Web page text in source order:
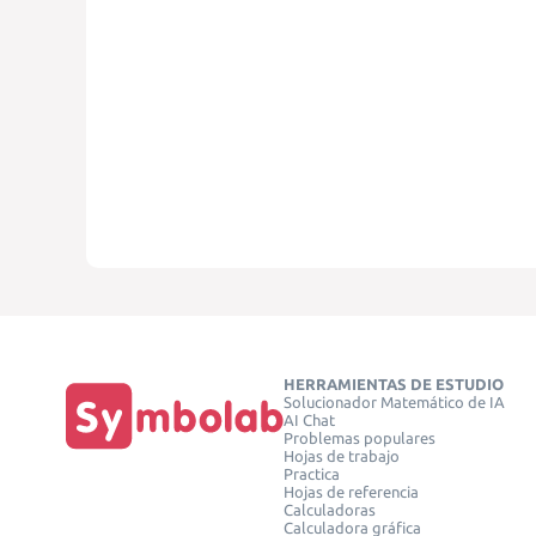
HERRAMIENTAS DE ESTUDIO
Solucionador Matemático de IA
AI Chat
Problemas populares
Hojas de trabajo
Practica
Hojas de referencia
Calculadoras
Calculadora gráfica